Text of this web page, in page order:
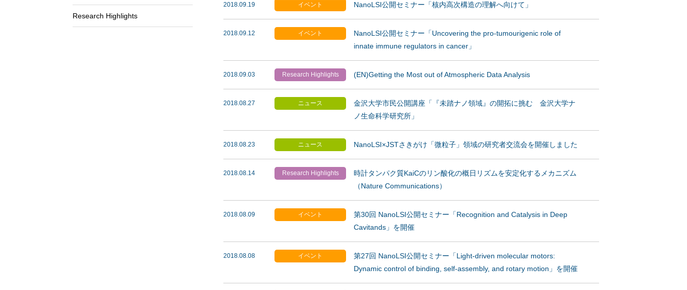
Research Highlights
2018.09.19 イベント NanoLSI公開セミナー「核内高次構造の理解へ向けて」
2018.09.12 イベント
NanoLSI公開セミナー「Uncovering the pro-tumourigenic role of
innate immune regulators in cancer」
2018.09.03 Research Highlights (EN)Getting the Most out of Atmospheric Data Analysis
2018.08.27 ニュース
金沢大学市民公開講座「『未踏ナノ領域』の開拓に挑む 金沢大学ナ
ノ生命科学研究所」
2018.08.23 ニュース NanoLSI×JSTさきがけ「微粒子」領域の研究者交流会を開催しました
2018.08.14 Research Highlights
時計タンパク質KaiCのリン酸化の概日リズムを安定化するメカニズム
（Nature Communications）
2018.08.09 イベント
第30回 NanoLSI公開セミナー「Recognition and Catalysis in Deep
Cavitands」を開催
2018.08.08 イベント
第27回 NanoLSI公開セミナー「Light-driven molecular motors:
Dynamic control of binding, self-assembly, and rotary motion」を開催